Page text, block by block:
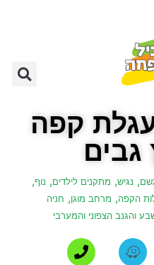
קפה
גבים
, נגיש, מתקנים לילדים, נוף,
הקפה, מרחב מוגן, חניה
והגנב הצפוני והמערבי